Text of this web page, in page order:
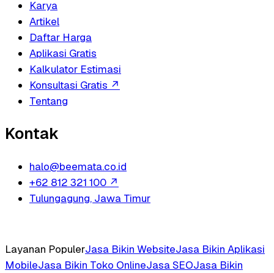
Karya
Artikel
Daftar Harga
Aplikasi Gratis
Kalkulator Estimasi
Konsultasi Gratis ↗
Tentang
Kontak
halo@beemata.co.id
+62 812 321 100 ↗
Tulungagung, Jawa Timur
Layanan PopulerJasa Bikin WebsiteJasa Bikin Aplikasi
MobileJasa Bikin Toko OnlineJasa SEOJasa Bikin